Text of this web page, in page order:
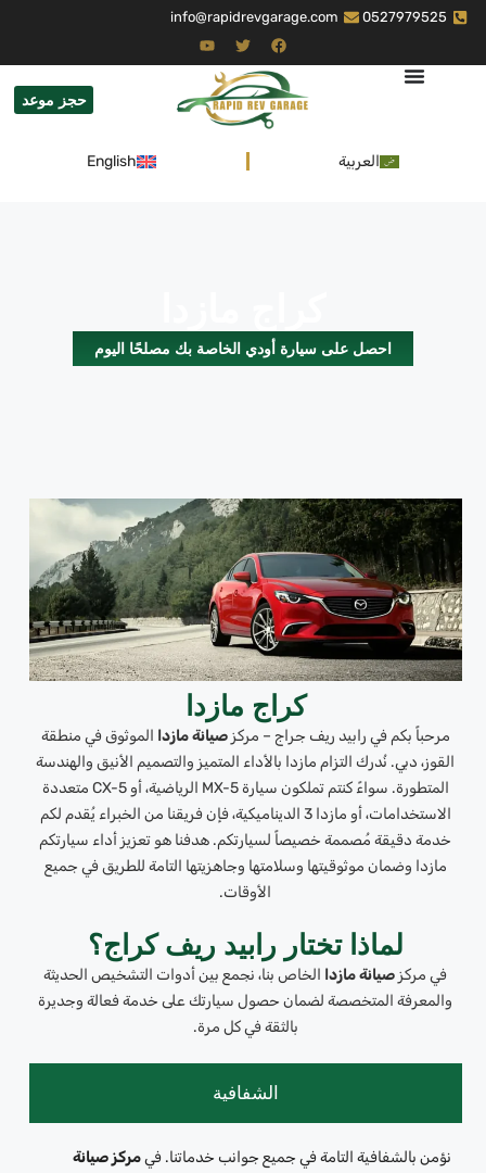
0527979525
info@rapidrevgarage.com
حجز موعد
العربية English
احصل على سيارة أودي الخاصة بك مصلحًا اليوم
كراج مازدا
مرحباً بكم في رابيد ريف جراج – مركزصيانة مازدا الموثوق في منطقة
القوز، دبي. نُدرك التزام مازدا بالأداء المتميز والتصميم الأنيق والهندسة
المتطورة. سواءً كنتم تملكون سيارة MX-5 الرياضية، أو CX-5 متعددة
الاستخدامات، أو مازدا 3 الديناميكية، فإن فريقنا من الخبراء يُقدم لكم
خدمة دقيقة مُصممة خصيصاً لسيارتكم. هدفنا هو تعزيز أداء سيارتكم
مازدا وضمان موثوقيتها وسلامتها وجاهزيتها التامة للطريق في جميع
الأوقات.
لماذا تختار رابيد ريف كراج؟
في مركز صيانة مازدا الخاص بنا، نجمع بين أدوات التشخيص الحديثة
والمعرفة المتخصصة لضمان حصول سيارتك على خدمة فعالة وجديرة
بالثقة في كل مرة.
الشفافية
نؤمن بالشفافية التامة في جميع جوانب خدماتنا. فيمركز صيانة